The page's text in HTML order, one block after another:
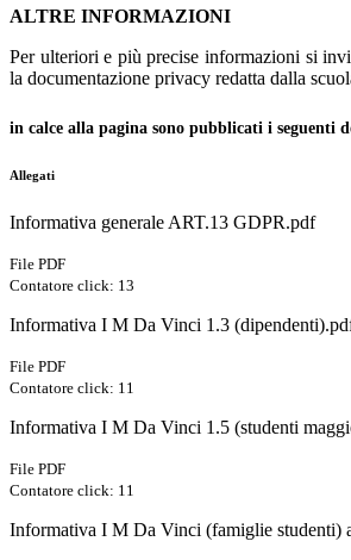
ALTRE INFORMAZIONI
Per ulteriori e più precise informazioni si
la documentazione privacy redatta dalla
in calce alla pagina sono pubblicati i seguenti
Allegati
Informativa generale ART.13 GDPR.pdf
File PDF
Contatore click: 13
Informativa I M Da Vinci 1.3
File PDF
Contatore click: 11
Informativa I M Da Vinci 1.5 (studenti
File PDF
Contatore click: 11
Informativa I M Da Vinci (famiglie studenti)